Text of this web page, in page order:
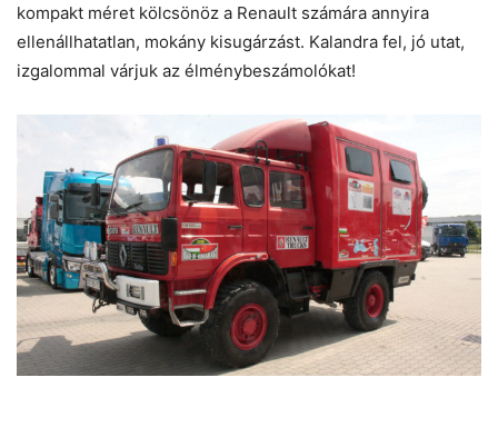
kompakt méret kölcsönöz a Renault számára annyira
ellenállhatatlan, mokány kisugárzást. Kalandra fel, jó utat,
izgalommal várjuk az élménybeszámolókat!